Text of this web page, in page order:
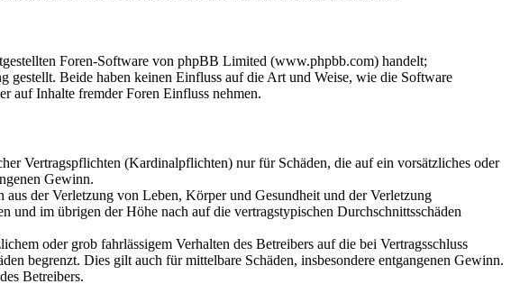
Foren-Software von phpBB Limited (www.phpbb.com) handelt;
Beide haben keinen Einfluss auf die Art und Weise, wie die Software
auf Inhalte fremder Foren Einfluss nehmen.
Vertragspflichten (Kardinalpflichten) nur für Schäden, die auf ein vorsätzliches oder
Gewinn.
der Verletzung von Leben, Körper und Gesundheit und der Verletzung
und im übrigen der Höhe nach auf die vertragstypischen Durchschnittsschäden
oder grob fahrlässigem Verhalten des Betreibers auf die bei Vertragsschluss
begrenzt. Dies gilt auch für mittelbare Schäden, insbesondere entgangenen Gewinn.
Betreibers.